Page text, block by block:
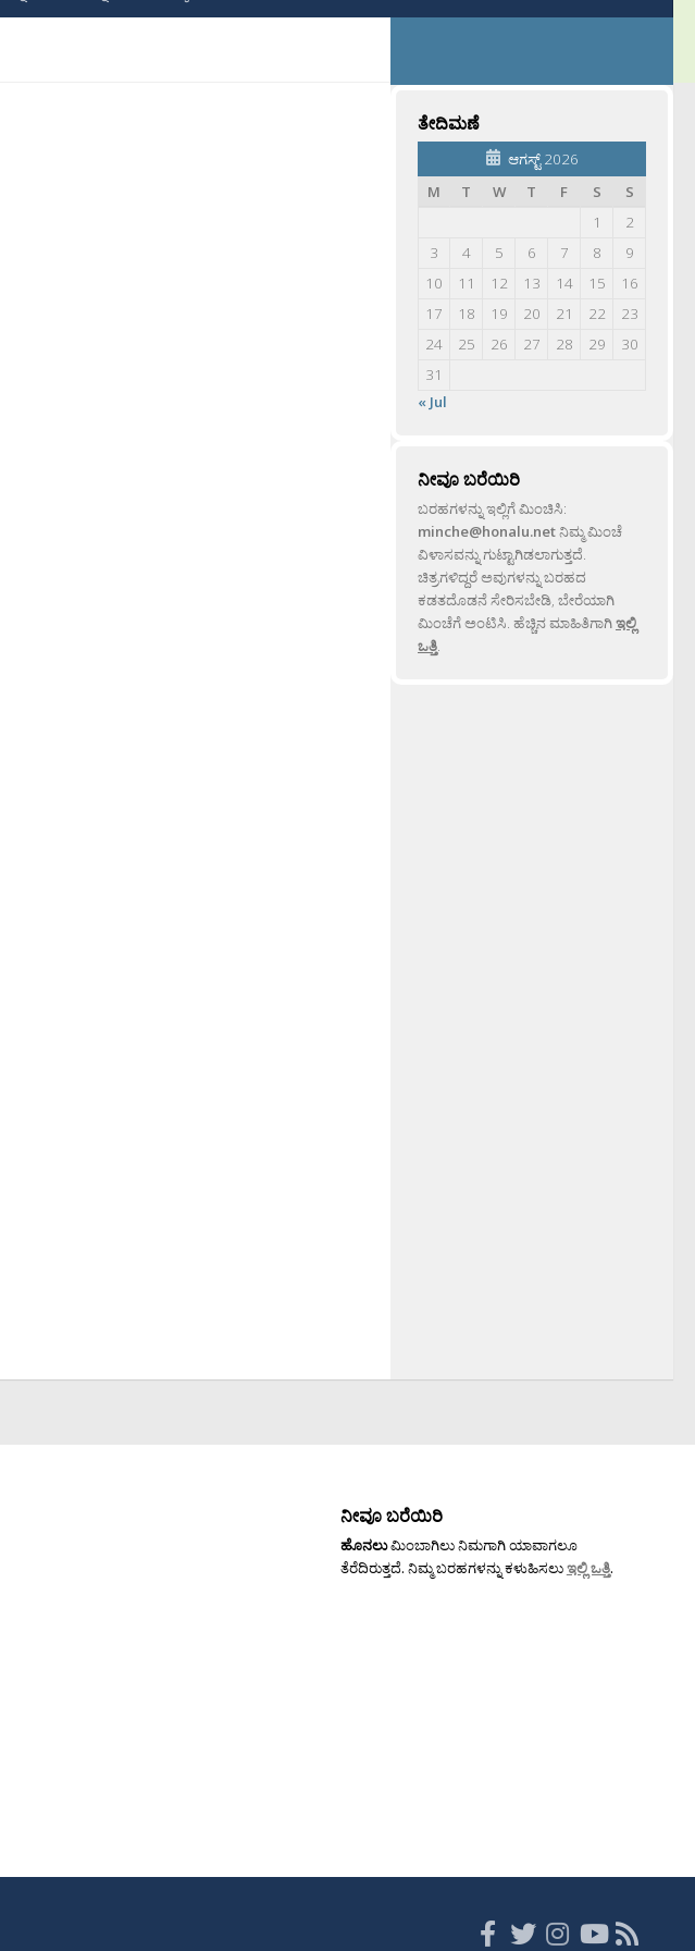
ತೇದಿಮಣೆ
ಆಗಸ್ಟ್ 2026
M
T W T F S
S
1
2
3
4 5 6 7 8
9
10
11 12 13 14 15
16
17
18 19 20 21 22
23
24
25 26 27 28 29
30
31
« Jul
ನೀವೂ ಬರೆಯಿರಿ
ಬರಹಗಳನ್ನು ಇಲ್ಲಿಗೆ ಮಿಂಚಿಸಿ:
minche@honalu.netನಿಮ್ಮ ಮಿಂಚೆ
ವಿಳಾಸವನ್ನು ಗುಟ್ಟಾಗಿಡಲಾಗುತ್ತದೆ.
ಚಿತ್ರಗಳಿದ್ದರೆ ಅವುಗಳನ್ನು ಬರಹದ
ಕಡತದೊಡನೆ ಸೇರಿಸಬೇಡಿ, ಬೇರೆಯಾಗಿ
ಮಿಂಚೆಗೆ ಅಂಟಿಸಿ. ಹೆಚ್ಚಿನ ಮಾಹಿತಿಗಾಗಿಇಲ್ಲಿ
ಒತ್ತಿ.
ನೀವೂ ಬರೆಯಿರಿ
ಹೊನಲುಮಿಂಬಾಗಿಲು ನಿಮಗಾಗಿ ಯಾವಾಗಲೂ
ತೆರೆದಿರುತ್ತದೆ. ನಿಮ್ಮ ಬರಹಗಳನ್ನು ಕಳುಹಿಸಲುಇಲ್ಲಿ ಒತ್ತಿ.